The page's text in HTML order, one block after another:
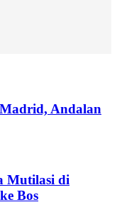
Andalan
Mutilasi di
Bos